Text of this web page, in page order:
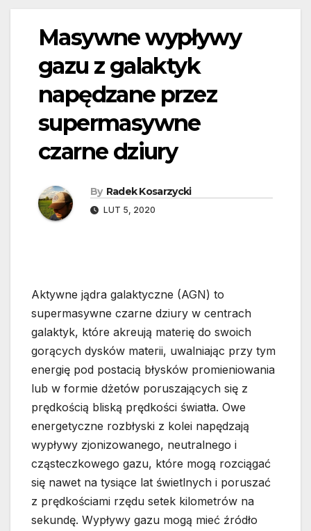
Masywne wypływy
gazu z galaktyk
napędzane przez
supermasywne
czarne dziury
By Radek Kosarzycki
LUT 5, 2020
Aktywne jądra galaktyczne (AGN) to
supermasywne czarne dziury w centrach
galaktyk, które akreują materię do swoich
gorących dysków materii, uwalniając przy tym
energię pod postacią błysków promieniowania
lub w formie dżetów poruszających się z
prędkością bliską prędkości światła. Owe
energetyczne rozbłyski z kolei napędzają
wypływy zjonizowanego, neutralnego i
cząsteczkowego gazu, które mogą rozciągać
się nawet na tysiące lat świetlnych i poruszać
z prędkościami rzędu setek kilometrów na
sekundę. Wypływy gazu mogą mieć źródło